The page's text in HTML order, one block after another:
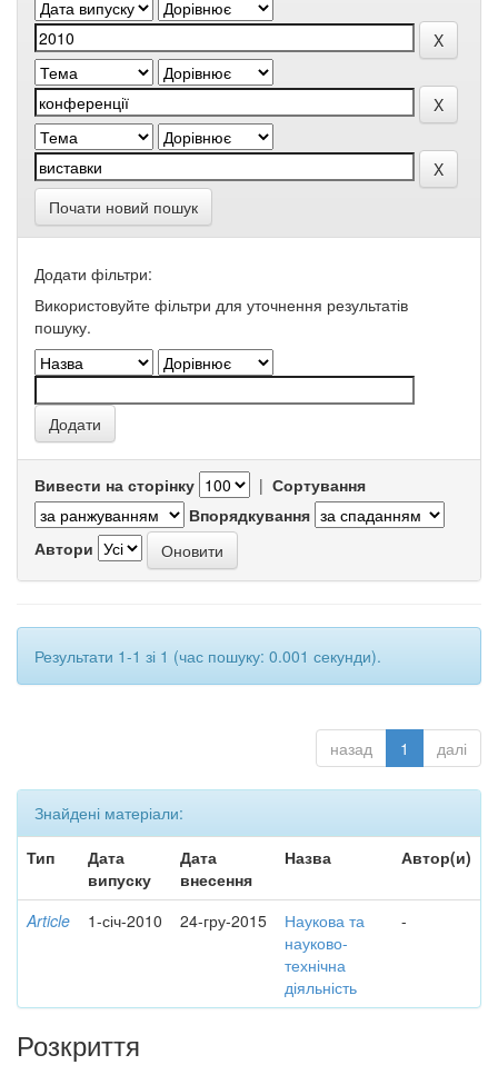
Почати новий пошук
Додати фільтри:
Використовуйте фільтри для уточнення результатів
пошуку.
Вивести на сторінку | Сортування
Впорядкування
Автори
Результати 1-1 зі 1 (час пошуку: 0.001 секунди).
назад 1 далі
Знайдені матеріали:
Тип
Дата
випуску
Дата
внесення
Назва Автор(и)
Article 1-січ-2010 24-гру-2015
Наукова та
науково-
технічна
діяльність
-
Розкриття